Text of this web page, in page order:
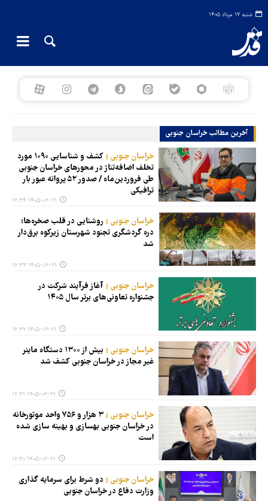
شنبه ۱۷ مرداد ۱۴۰۵
آخرین مطالب خراسان جنوبی
خراسان جنوبی
کشف و شناسایی ۱۰۹۰ مورد
تخلف اضافه‌تناژ در محورهای خراسان جنوبی
طی فروردین‌ماه / صدور ۵۲ پروانه عبور بار
ترافیکی
۱۴۰۵-۰۲-۲۱ ۱۲:۳۴
خراسان جنوبی
روشنایی در قلب صخره‌ها؛
دره گردشگری تجنود شهرستان زیرکوه برق‌دار
شد
۱۴۰۵-۰۲-۲۱ ۱۲:۳۳
خراسان جنوبی
آغاز فرآیند شرکت در
جشنواره تعاونی‌های برتر سال ۱۴۰۵
۱۴۰۵-۰۲-۲۱ ۱۲:۳۲
خراسان جنوبی
بیش از ۱۳۰۰ دستگاه ماینر
غیر مجاز در خراسان جنوبی کشف شد
۱۴۰۵-۰۲-۲۱ ۱۲:۳۱
خراسان جنوبی
۳ هزار و ۷۵۶ واحد موتورخانه
در خراسان جنوبی بهسازی و بهینه سازی شده
است
۱۴۰۵-۰۲-۲۱ ۱۲:۳۰
خراسان جنوبی
دو شرط برای سرمایه گذاری
وزارت دفاع در خراسان جنوبی